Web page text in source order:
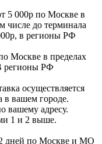
5 000р по Москве в
числе до терминала
в регионы РФ
Москве в пределах
РФ
осуществляется
вашем городе.
вашему адресу.
1 и 2 выше.
дней по Москве и МО